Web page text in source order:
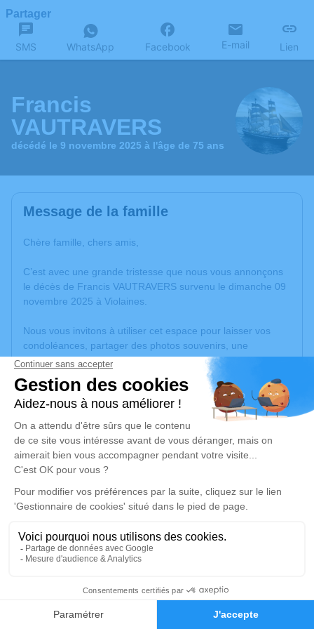
Faire-part Hommages
Partager
SMS WhatsApp Facebook E-mail Lien
Francis
VAUTRAVERS
décédé le 9 novembre 2025 à l'âge de 75 ans
Message de la famille
Chère famille, chers amis,
C’est avec une grande tristesse que nous vous annonçons
le décès de Francis VAUTRAVERS survenu le dimanche 09
novembre 2025 à Violaines.
Nous vous invitons à utiliser cet espace pour laisser vos
condoléances, partager des photos souvenirs, une
anecdote ou exprimer vos pensées à travers des poèmes
ou des textes. Cet endroit est un lieu d'expression dédié à
honorer la mémoire de Francis VAUTRAVERS.
Un service de plantation d’arbre hommage estdisponible
jeudi 13 novembre 2025 à 15h00
Crématorium d'Herlies
ZA la Maladrerie